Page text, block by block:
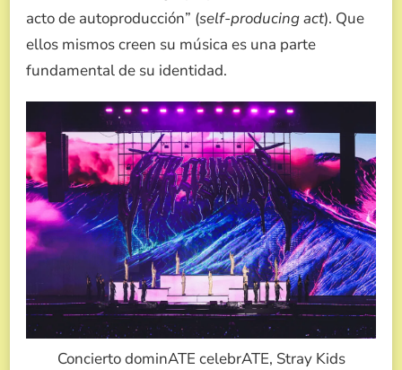
acto de autoproducción” (self-producing act). Que
ellos mismos creen su música es una parte
fundamental de su identidad.
Concierto dominATE celebrATE, Stray Kids